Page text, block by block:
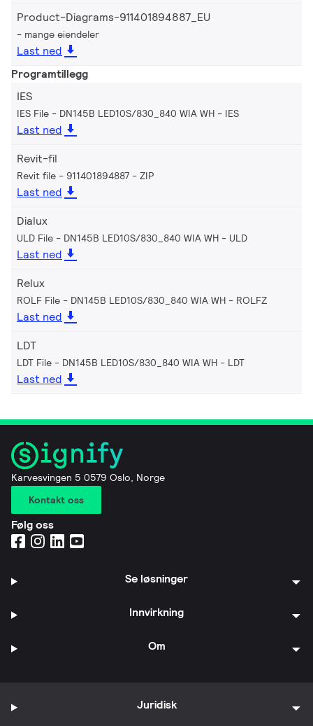
Product-Diagrams-911401894887_EU
mange eiendeler
Last ned
Programtillegg
IES
IES File - DN145B LED10S/830_840 WIA WH IES
Last ned
Revit-fil
Revit file - 911401894887 ZIP
Last ned
Dialux
ULD File - DN145B LED10S/830_840 WIA WH ULD
Last ned
Relux
ROLF File - DN145B LED10S/830_840 WIA WH ROLFZ
Last ned
LDT
LDT File - DN145B LED10S/830_840 WIA WH LDT
Last ned
Karvesvingen 5 0579 Oslo, Norge
Kontakt oss
Følg oss
Se løsninger
Innvirkning
Om
Juridisk